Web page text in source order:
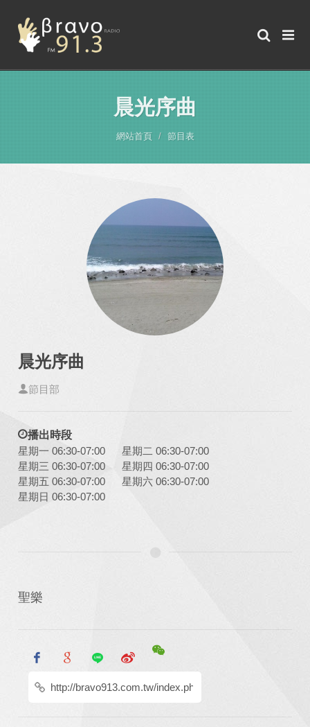
晨光序曲
網站首頁 節目表
晨光序曲
節目部
播出時段
星期一 06:30-07:00
星期二 06:30-07:00
星期三 06:30-07:00
星期四 06:30-07:00
星期五 06:30-07:00
星期六 06:30-07:00
星期日 06:30-07:00
聖樂